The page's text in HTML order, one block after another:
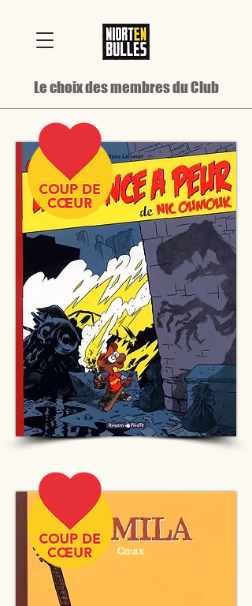
Le choix des membres du Club